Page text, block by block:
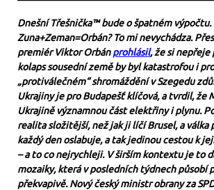
Dnešní Třešnička™ bude o špatném výpočtu.
Zuna+Zeman=Orbán? To mi nevychádza.
premiér Viktor Orbánprohlásil, že si nepřeje
kolaps sousední země by byl katastrofou i
„protiválečném“ shromáždění v Szegedu
Ukrajiny je pro Budapešť klíčová, a tvrdil, že
Ukrajině významnou část elektřiny i plynu.
realita složitější, než jak ji líčí Brusel, a válka
každý den oslabuje, a tak jedinou cestou k
– a to co nejrychleji. V širším kontextu je to
mozaiky, která v posledních týdnech působí
překvapivě. Nový český ministr obrany za